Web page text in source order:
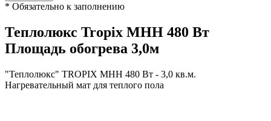
* Обязательно к заполнению
Теплолюкс Tropix МНН 480 Вт
Площадь обогрева 3,0м
"Теплолюкс" TROPIX МНН 480 Вт - 3,0 кв.м.
Нагревательный мат для теплого пола